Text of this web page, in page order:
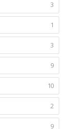
3
1
3
9
10
2
9